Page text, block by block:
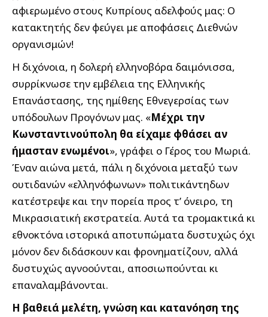
αφιερωμένο στους Κυπρίους αδελφούς μας: Ο
κατακτητής δεν φεύγει με αποφάσεις Διεθνών
οργανισμών!
Η διχόνοια, η δολερή ελληνοβόρα δαιμόνισσα,
συρρίκνωσε την εμβέλεια της Ελληνικής
Επανάστασης, της ημίθεης Εθνεγερσίας των
υπόδουλων Προγόνων μας. «Μέχρι την
Κωνσταντινούπολη θα είχαμε φθάσει αν
ήμασταν ενωμένοι», γράφει ο Γέρος του Μωριά.
Έναν αιώνα μετά, πάλι η διχόνοια μεταξύ των
ουτιδανών «ελληνόφωνων» πολιτικάντηδων
κατέστρεψε και την πορεία προς τ’ όνειρο, τη
Μικρασιατική εκστρατεία. Αυτά τα τρομακτικά κι
εθνοκτόνα ιστορικά αποτυπώματα δυστυχώς όχι
μόνον δεν διδάσκουν και φρονηματίζουν, αλλά
δυστυχώς αγνοούνται, αποσιωπούνται κι
επαναλαμβάνονται.
Η βαθειά μελέτη, γνώση και κατανόηση της